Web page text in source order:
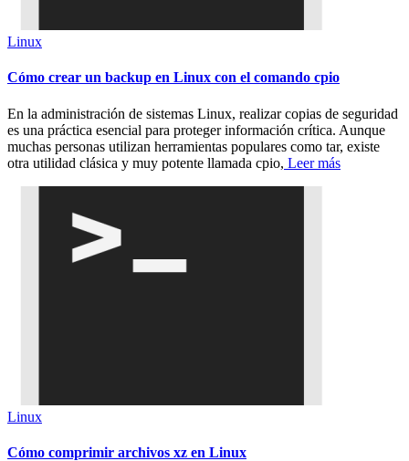
Linux
Cómo crear un backup en Linux con el comando cpio
En la administración de sistemas Linux, realizar copias de seguridad
es una práctica esencial para proteger información crítica. Aunque
muchas personas utilizan herramientas populares como tar, existe
otra utilidad clásica y muy potente llamada cpio, Leer más
Linux
Cómo comprimir archivos xz en Linux